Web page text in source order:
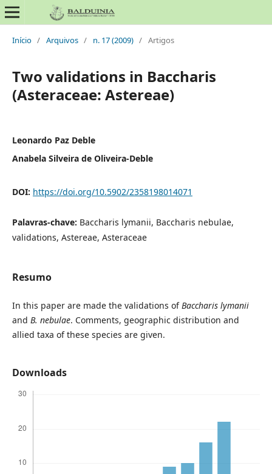
Início / Arquivos / n. 17 (2009) / Artigos
Two validations in Baccharis
(Asteraceae: Astereae)
Leonardo Paz Deble
Anabela Silveira de Oliveira-Deble
DOI: https://doi.org/10.5902/2358198014071
Palavras-chave: Baccharis lymanii, Baccharis nebulae,
validations, Astereae, Asteraceae
Resumo
In this paper are made the validations ofBaccharis lymanii
and B. nebulae. Comments, geographic distribution and
allied taxa of these species are given.
Downloads